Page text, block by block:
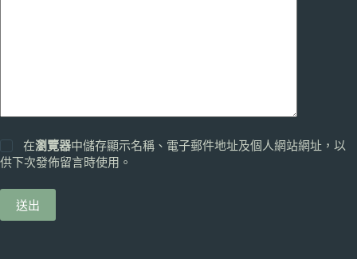
在瀏覽器中儲存顯示名稱、電子郵件地址及個人網站網址，以
供下次發佈留言時使用。
送出